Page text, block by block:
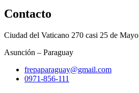
Contacto
Ciudad del Vaticano 270 casi 25 de Mayo
Asunción – Paraguay
frepaparaguay@gmail.com
0971-856-111